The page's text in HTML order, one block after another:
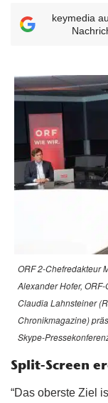
keymedia
ORF 2-Chefredakteur
Alexander Hofer,
Claudia Lahnsteiner
Chronikmagazine)
Skype-
Split-Screen
“Das oberste Ziel